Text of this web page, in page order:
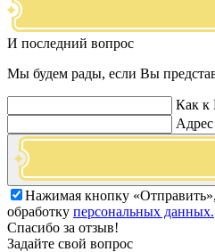
И последний вопрос
Мы будем рады, если Вы
Как к
Нажимая кнопку
обработку персональных данных.
Спасибо за отзыв!
Задайте свой вопрос